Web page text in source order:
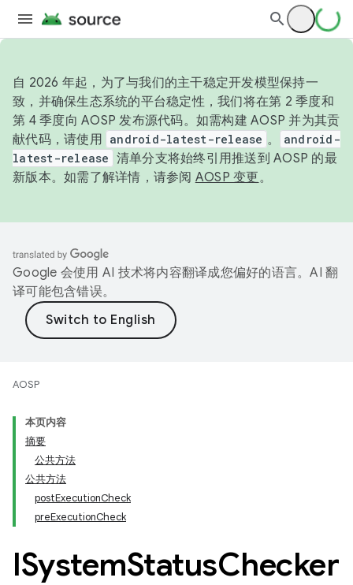
自 2026 年起，为了与我们的主干稳定开发模型保持一
致，并确保生态系统的平台稳定性，我们将在第 2 季度和
第 4 季度向 AOSP 发布源代码。如需构建 AOSP 并为其贡
献代码，请使用 android-latest-release 。
android-
latest-release 清单分支将始终引用推送到 AOSP 的最
新版本。如需了解详情，请参阅 AOSP 变更。
Google 会使用 AI 技术将内容翻译成您偏好的语言。AI 翻
译可能包含错误。
AOSP
本页内容
摘要
公共方法
公共方法
postExecutionCheck
preExecutionCheck
ISystemStatusChecker